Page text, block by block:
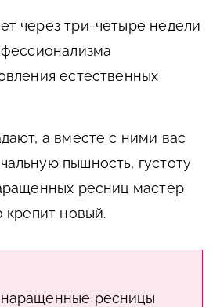
через три-четыре недели
естественных
а вместе с ними вас
пышность, густоту
ресниц мастер
крепит новый.
наращенные ресницы